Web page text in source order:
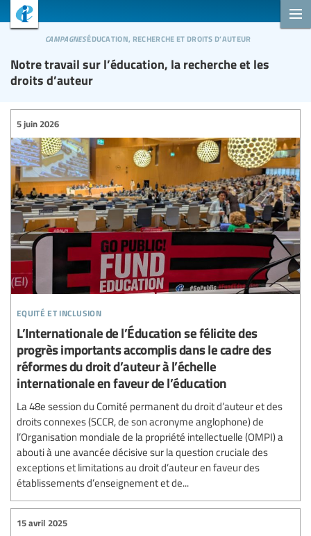
Notre travail sur l’éducation, la recherche et les
droits d’auteur
campagneséducation, recherche et droits d’auteur
equité et inclusion
5 juin 2026
L’Internationale de l’Éducation se félicite des
progrès importants accomplis dans le cadre des
réformes du droit d’auteur à l’échelle
internationale en faveur de l’éducation
La 48e session du Comité permanent du droit d’auteur et des
droits connexes (SCCR, de son acronyme anglophone) de
l’Organisation mondiale de la propriété intellectuelle (OMPI) a
abouti à une avancée décisive sur la question cruciale des
exceptions et limitations au droit d’auteur en faveur des
établissements d’enseignement et de...
15 avril 2025